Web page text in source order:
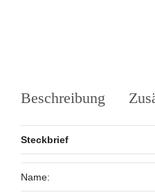
Beschreibung
Steckbrief
Name: